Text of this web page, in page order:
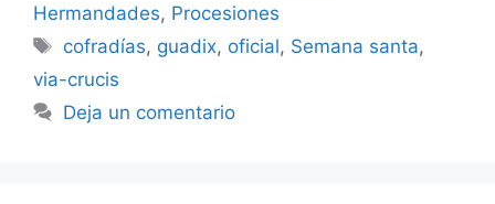
Hermandades, Procesiones
Etiquetas
cofradías, guadix, oficial, Semana santa,
via-crucis
Deja un comentario